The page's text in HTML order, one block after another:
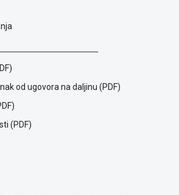
od ugovora na daljinu (PDF)
(PDF)